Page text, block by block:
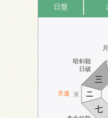
日盤
暗剣殺
日破
天道 東
ニ
三
七